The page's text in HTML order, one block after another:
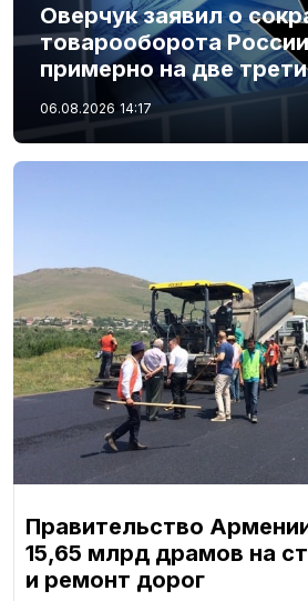
Оверчук заявил о
товарооборота
примерно на две трети
06.08.2026 14:17
Правительство
15,65 млрд драмов на
и ремонт дорог